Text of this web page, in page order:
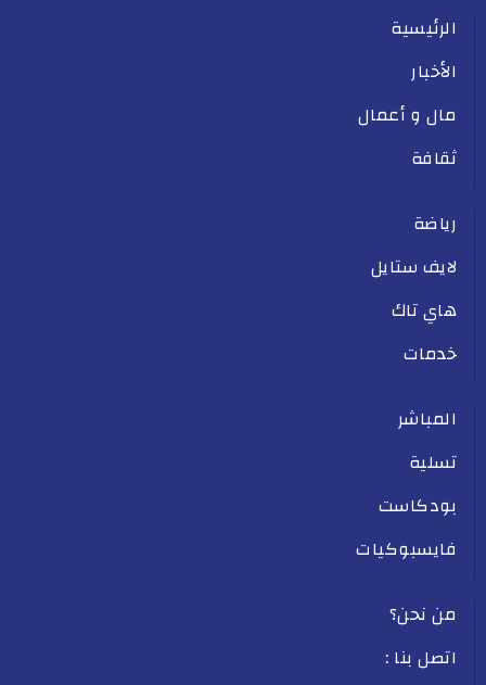
الرئيسية
الأخبار
مال و أعمال
ثقافة
رياضة
لايف ستايل
هاي تاك
خدمات
المباشر
تسلية
بودكاست
فايسبوكيات
من نحن؟
اتصل بنا :